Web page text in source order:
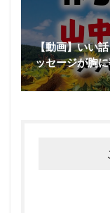
【動画】いい
ッセージが胸